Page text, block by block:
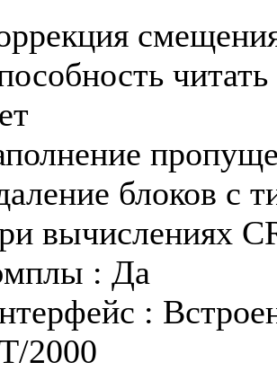
блоков с
вычислениях
: Да
:
2000